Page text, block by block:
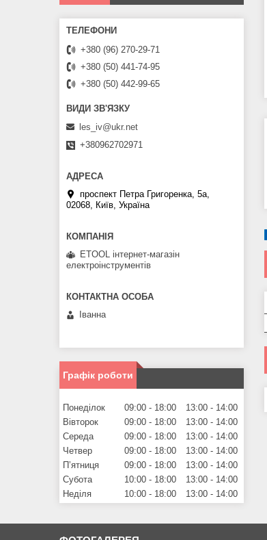
+380 (96) 270-29-71
+380 (50) 441-74-95
+380 (50) 442-99-65
les_iv@ukr.net
+380962702971
проспект Петра Григоренка, 5а,
02068, Київ, Україна
ETOOL інтернет-магазін
електроінструментів
Іванна
Графік роботи
Понеділок 09:00 18:00 13:00
14:00
Вівторок
09:00 18:00 13:00
14:00
Середа
09:00 18:00 13:00
14:00
Четвер
09:00 18:00 13:00
14:00
Пʼятниця
09:00 18:00 13:00
14:00
Субота
10:00 18:00 13:00
14:00
Неділя
10:00 18:00 13:00 14:00